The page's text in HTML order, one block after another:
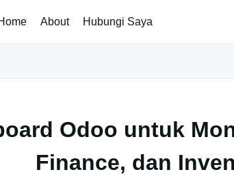
About Hubungi Saya
Odoo untuk
Finance, dan